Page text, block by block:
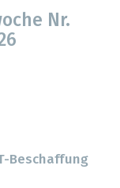
Nr.
Beschaffung